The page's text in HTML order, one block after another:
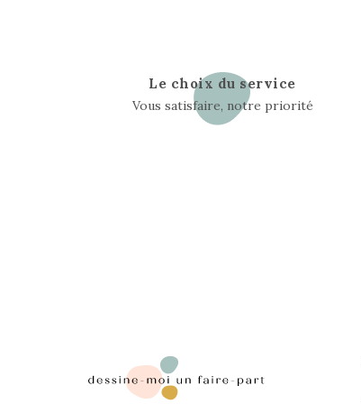
Le choix du service
Vous satisfaire, notre priorité